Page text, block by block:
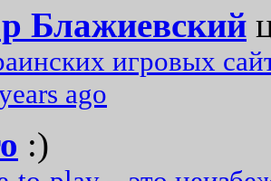
Блажиевский
игровых
ago
:)